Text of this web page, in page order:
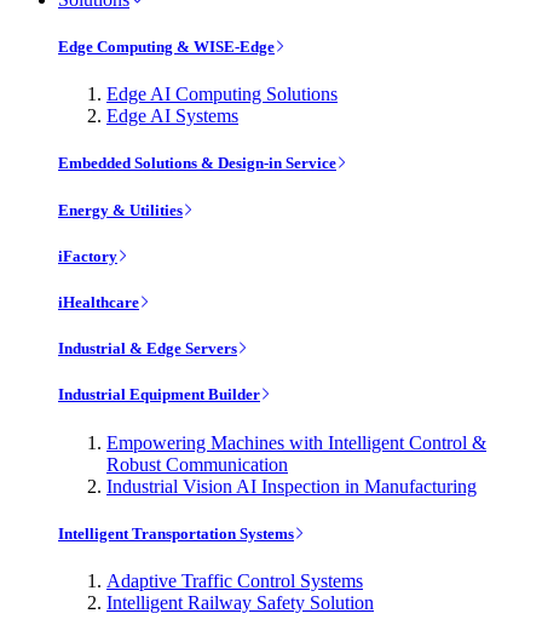
Edge Computing & WISE-Edge
Edge AI Computing Solutions
Edge AI Systems
Embedded Solutions & Design-in Service
Energy & Utilities
iFactory
iHealthcare
Industrial & Edge Servers
Industrial Equipment Builder
Empowering Machines with Intelligent Control &
Robust Communication
Industrial Vision AI Inspection in Manufacturing
Intelligent Transportation Systems
Adaptive Traffic Control Systems
Intelligent Railway Safety Solution